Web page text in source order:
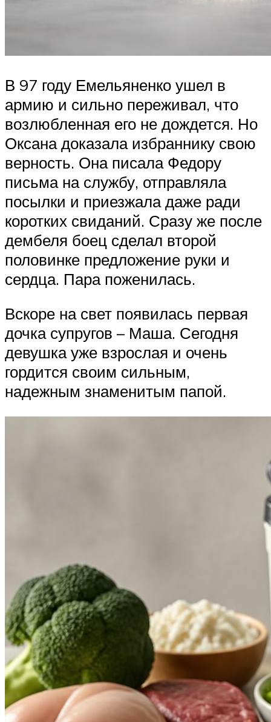
В 97 году Емельяненко ушел в
армию и сильно переживал, что
возлюбленная его не дождется. Но
Оксана доказала избраннику свою
верность. Она писала Федору
письма на службу, отправляла
посылки и приезжала даже ради
коротких свиданий. Сразу же после
дембеля боец сделал второй
половинке предложение руки и
сердца. Пара поженилась.
Вскоре на свет появилась первая
дочка супругов – Маша. Сегодня
девушка уже взрослая и очень
гордится своим сильным,
надежным знаменитым папой.